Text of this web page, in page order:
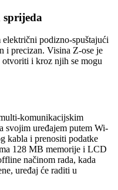
električni podizno-spuštajući
i precizan. Visina Z-ose je
otvoriti i kroz njih se mogu
komunikacijskim
svojim uređajem putem Wi-
kabla i prenositi podatke
128 MB memorije i LCD
načinom rada, kada
uređaj će raditi u